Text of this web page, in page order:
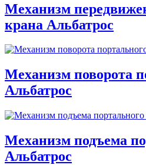
Механизм
крана Альбатрос
Механизм поворота
Альбатрос
Механизм подъема
Альбатрос